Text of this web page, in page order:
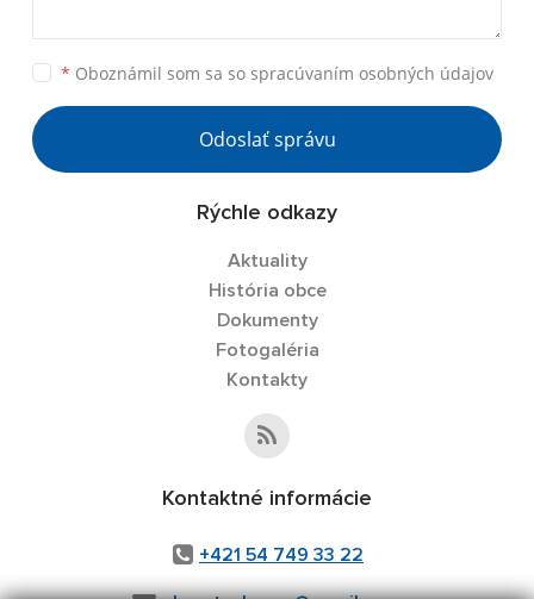
* Oboznámil som sa so spracúvaním osobných údajov
Odoslať správu
Rýchle odkazy
Aktuality
História obce
Dokumenty
Fotogaléria
Kontakty
Kontaktné informácie
+421 54 749 33 22